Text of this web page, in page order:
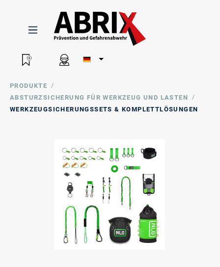
PRODUKTE
/
ABSTURZSICHERUNG FÜR WERKZEUG UND LASTEN
/
WERKZEUGSICHERUNGSSETS & KOMPLETTLÖSUNGEN